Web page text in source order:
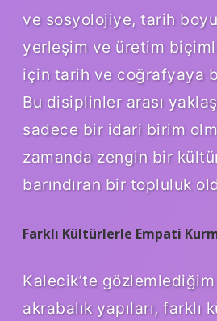
ve sosyolojiye, tarih
yerleşim ve üretim
için tarih ve coğrafyaya
Bu disiplinler arası
sadece bir idari birim
zamanda zengin bir
barındıran bir topluluk
Farklı Kültürlerle Empati
Kalecik’te
akrabalık yapıları, farklı